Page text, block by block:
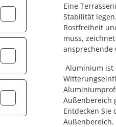
Eine
Stabilität
Rostfreiheit
muss,
ansprechende
Aluminium ist
Außenbereich
Entdecken
Außenbereich.